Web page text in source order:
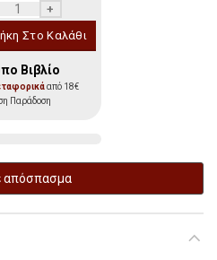
Στο Καλάθι
Βιβλίο
από 18€
Παράδοση
απόσπασμα